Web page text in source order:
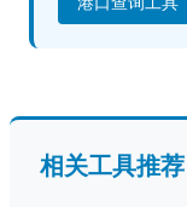
相关工具推荐